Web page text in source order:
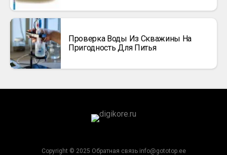
Проверка Воды Из Скважины На
Пригодность Для Питья
Copyright © 2025 Обратная связь info@gototop.ee